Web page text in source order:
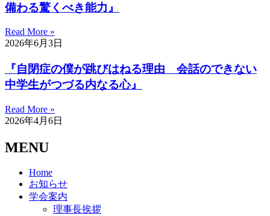
備わる驚くべき能力』
Read More »
2026年6月3日
『自閉症の僕が跳びはねる理由 会話のできない
中学生がつづる内なる心』
Read More »
2026年4月6日
MENU
Home
お知らせ
学会案内
理事長挨拶